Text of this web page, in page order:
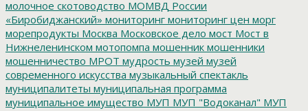
молочное скотоводство МОМВД России
«Биробиджанский» мониторинг мониторинг цен морг
морепродукты Москва Московское дело мост Мост в
Нижнеленинском мотопомпа мошенник мошенники
мошенничество МРОТ мудрость музей музей
современного искусства музыкальный спектакль
муниципалитеты муниципальная программа
муниципальное имущество МУП МУП "Водоканал" МУП